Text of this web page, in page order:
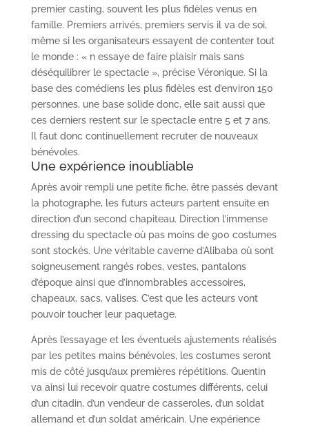
premier casting, souvent les plus fidèles venus en
famille. Premiers arrivés, premiers servis il va de soi,
même si les organisateurs essayent de contenter tout
le monde : « n essaye de faire plaisir mais sans
déséquilibrer le spectacle », précise Véronique. Si la
base des comédiens les plus fidèles est d’environ 150
personnes, une base solide donc, elle sait aussi que
ces derniers restent sur le spectacle entre 5 et 7 ans.
Il faut donc continuellement recruter de nouveaux
bénévoles.
Une expérience inoubliable
Après avoir rempli une petite fiche, être passés devant
la photographe, les futurs acteurs partent ensuite en
direction d’un second chapiteau. Direction l’immense
dressing du spectacle où pas moins de 900 costumes
sont stockés. Une véritable caverne d’Alibaba où sont
soigneusement rangés robes, vestes, pantalons
d’époque ainsi que d’innombrables accessoires,
chapeaux, sacs, valises. C’est que les acteurs vont
pouvoir toucher leur paquetage.
Après l’essayage et les éventuels ajustements réalisés
par les petites mains bénévoles, les costumes seront
mis de côté jusqu’aux premières répétitions. Quentin
va ainsi lui recevoir quatre costumes différents, celui
d’un citadin, d’un vendeur de casseroles, d’un soldat
allemand et d’un soldat américain. Une expérience